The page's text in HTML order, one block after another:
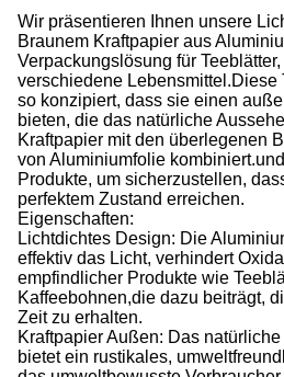
Wir präsentieren Ihnen unsere
Braunem Kraftpapier aus
Verpackungslösung für
verschiedene Lebensmittel.Diese
so konzipiert, dass sie einen
bieten, die das natürliche
Kraftpapier mit den überlegenen
von Aluminiumfolie
Produkte, um sicherzustellen,
perfektem Zustand erreichen.
Eigenschaften:
Lichtdichtes Design: Die
effektiv das Licht, verhindert
empfindlicher Produkte wie
Kaffeebohnen,die dazu beiträgt,
Zeit zu erhalten.
Kraftpapier Außen: Das
bietet ein rustikales,